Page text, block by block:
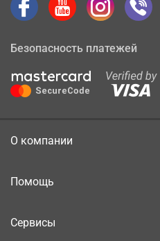
Безопасность платежей
О компании
Помощь
Сервисы